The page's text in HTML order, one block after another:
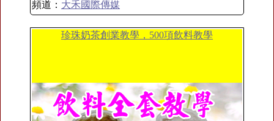
頻道： 大禾國際傳媒
珍珠奶茶創業教學，500項飲料教學